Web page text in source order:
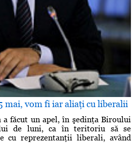
mai, vom fi iar aliaţi cu liberalii
făcut un apel, în şedinţa Biroului
de luni, ca în teritoriu să se
cu reprezentanţii liberali, având